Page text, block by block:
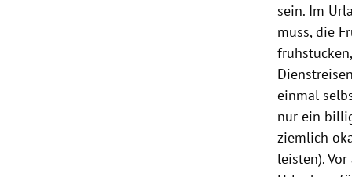
sein. Im
muss, die
einmal
nur ein
ziemlich
leisten).